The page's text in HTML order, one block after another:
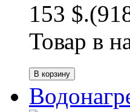
153 $.
Товар в